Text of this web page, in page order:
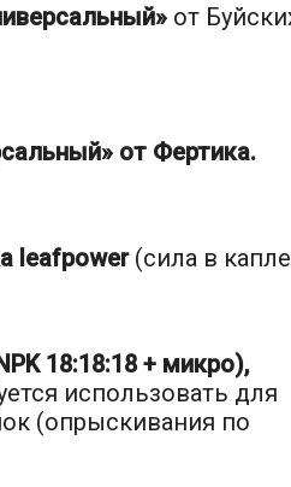
от
от Фертика.
leafpower(сила в
18:18:18 + микро),
использовать для
(опрыскивания по